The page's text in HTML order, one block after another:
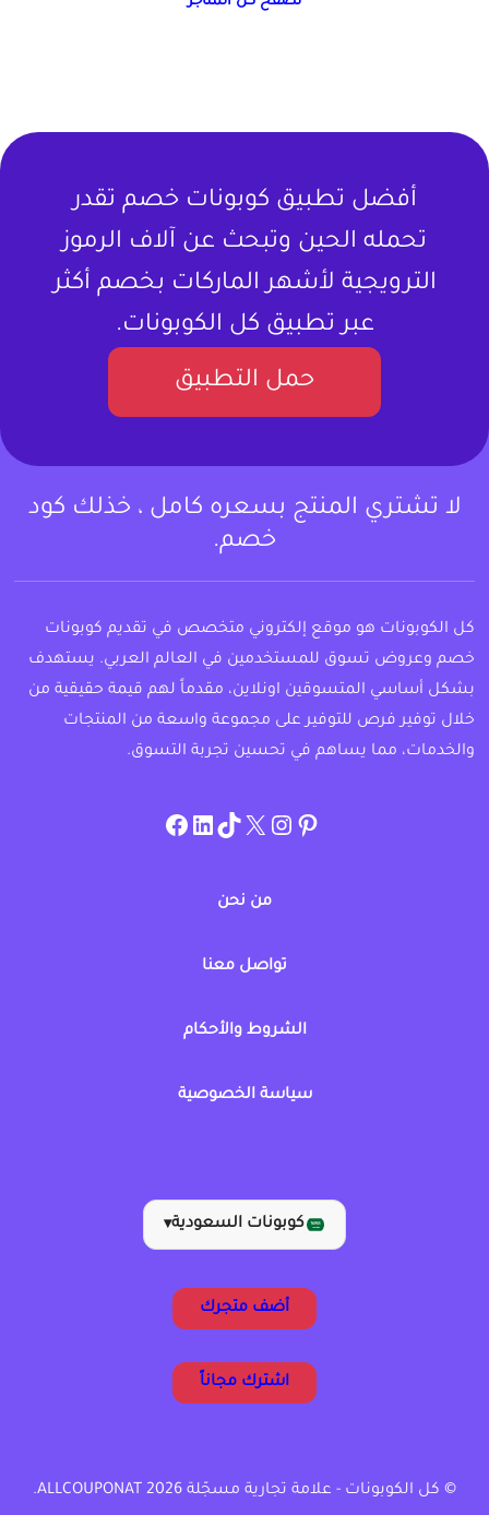
أفضل تطبيق كوبونات خصم تقدر
تحمله الحين وتبحث عن آلاف الرموز
الترويجية لأشهر الماركات بخصم أكثر
عبر تطبيق كل الكوبونات.
حمل التطبيق
لا تشتري المنتج بسعره كامل ، خذلك كود
خصم.
كل الكوبونات هو موقع إلكتروني متخصص في تقديم كوبونات
خصم وعروض تسوق للمستخدمين في العالم العربي. يستهدف
بشكل أساسي المتسوقين اونلاين، مقدماً لهم قيمة حقيقية من
خلال توفير فرص للتوفير على مجموعة واسعة من المنتجات
والخدمات، مما يساهم في تحسين تجربة التسوق.
pinterest
allcouponat
twitter
TikTok
linkedin
facebook
من نحن
تواصل معنا
الشروط والأحكام
سياسة الخصوصية
كوبونات السعودية▾
أضف متجرك
اشترك مجاناً
© كل الكوبونات - علامة تجارية مسجّلة ALLCOUPONAT 2026.